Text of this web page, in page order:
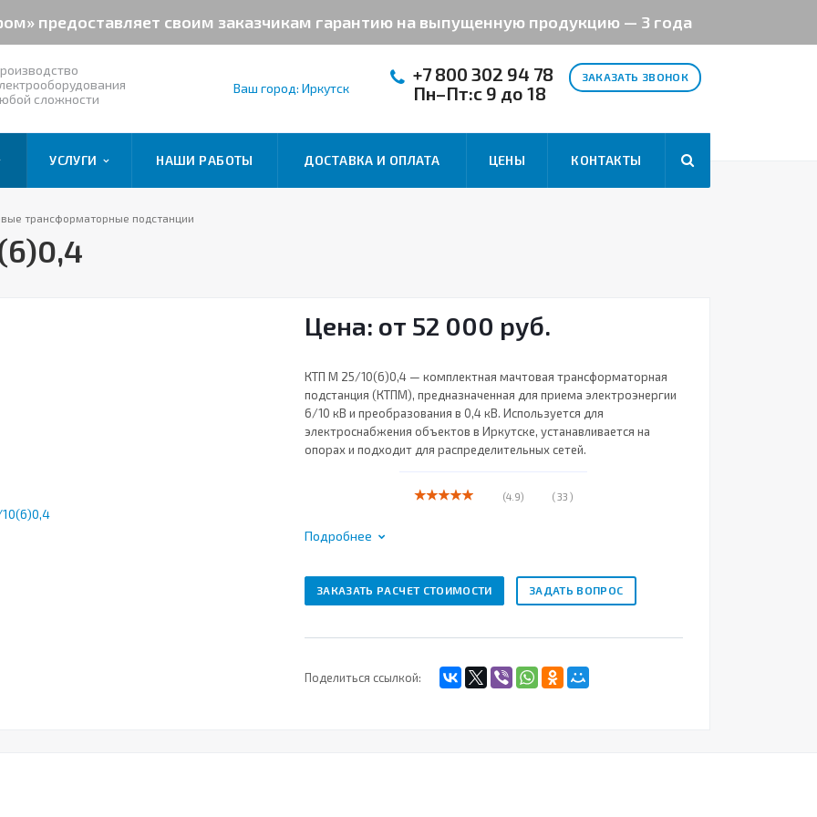
предоставляет своим заказчикам гарантию на выпущенную продукцию — 3 года
сложности
ЗАКАЗАТЬ ЗВОНОК
Ваш город: Иркутск
+7 800 302 94 78
Пн–Пт:с 9 до 18
УСЛУГИ НАШИ РАБОТЫ ДОСТАВКА И ОПЛАТА ЦЕНЫ КОНТАКТЫ
трансформаторные подстанции
Цена: от 52 000 руб.
КТП М 25/10(6)0,4 — комплектная мачтовая трансформаторная
подстанция (КТПМ), предназначенная для приема электроэнергии
6/10 кВ и преобразования в 0,4 кВ. Используется для
электроснабжения объектов в Иркутске, устанавливается на
опорах и подходит для распределительных сетей.
(4.9) ( 33 )
Подробнее
ЗАКАЗАТЬ РАСЧЕТ СТОИМОСТИ ЗАДАТЬ ВОПРОС
Поделиться ссылкой: